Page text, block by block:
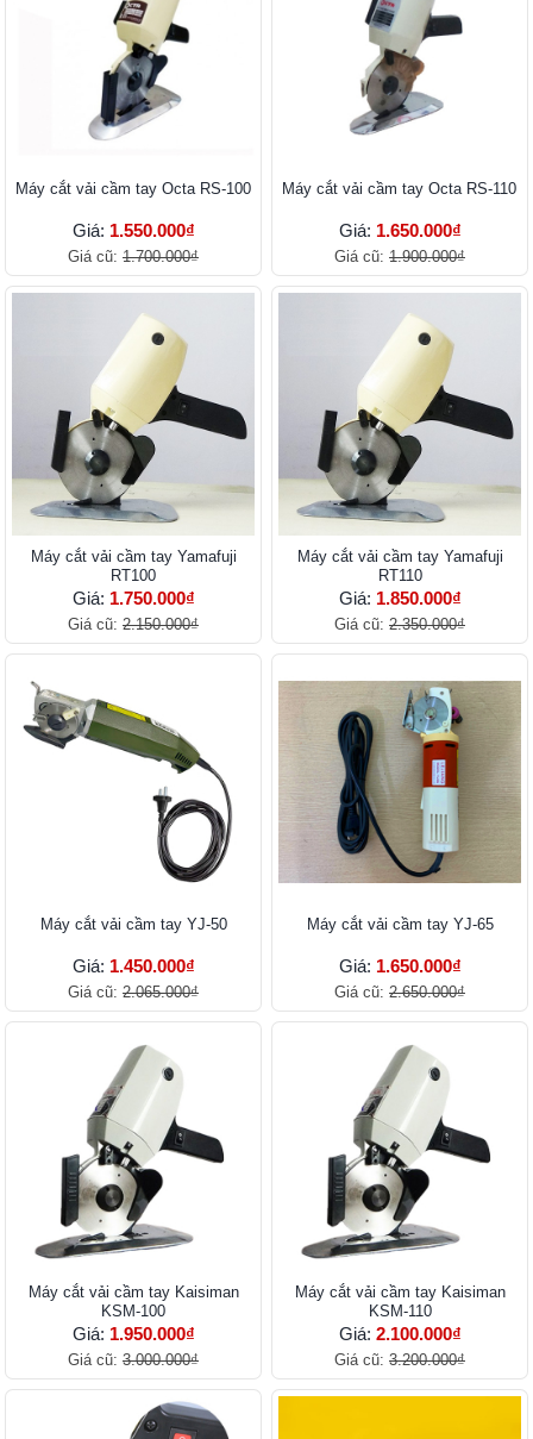
Máy cắt vải cầm tay Octa RS-100
Giá: 1.550.000₫
Giá cũ: 1.700.000₫
Máy cắt vải cầm tay Octa RS-110
Giá: 1.650.000₫
Giá cũ: 1.900.000₫
Máy cắt vải cầm tay Yamafuji
RT100
Giá: 1.750.000₫
Giá cũ: 2.150.000₫
Máy cắt vải cầm tay Yamafuji
RT110
Giá: 1.850.000₫
Giá cũ: 2.350.000₫
Máy cắt vải cầm tay YJ-50
Giá: 1.450.000₫
Giá cũ: 2.065.000₫
Máy cắt vải cầm tay YJ-65
Giá: 1.650.000₫
Giá cũ: 2.650.000₫
Máy cắt vải cầm tay Kaisiman
KSM-100
Giá: 1.950.000₫
Giá cũ: 3.000.000₫
Máy cắt vải cầm tay Kaisiman
KSM-110
Giá: 2.100.000₫
Giá cũ: 3.200.000₫